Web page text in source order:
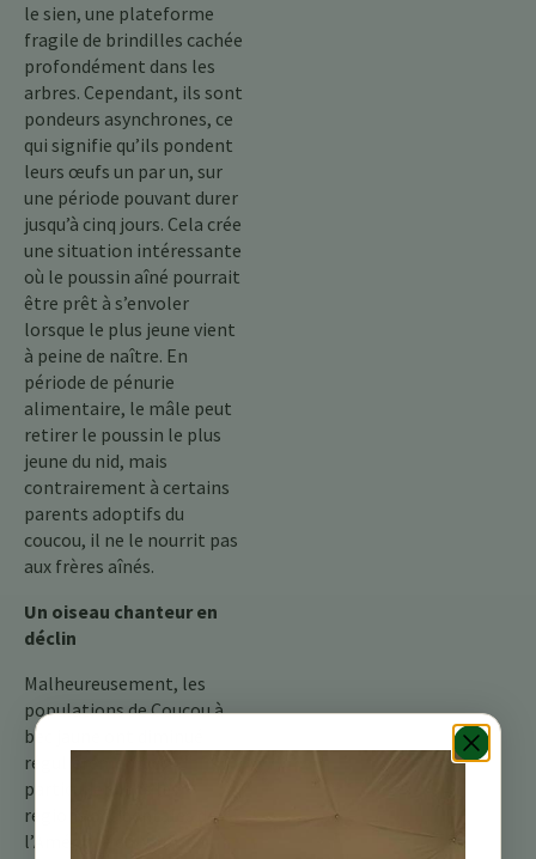
le sien, une plateforme
fragile de brindilles cachée
profondément dans les
arbres. Cependant, ils sont
pondeurs asynchrones, ce
qui signifie qu’ils pondent
leurs œufs un par un, sur
une période pouvant durer
jusqu’à cinq jours. Cela crée
une situation intéressante
où le poussin aîné pourrait
être prêt à s’envoler
lorsque le plus jeune vient
à peine de naître. En
période de pénurie
alimentaire, le mâle peut
retirer le poussin le plus
jeune du nid, mais
contrairement à certains
parents adoptifs du
coucou, il ne le nourrit pas
aux frères aînés.
Un oiseau chanteur en
déclin
Malheureusement, les
populations de Coucou à
bec jaune ont diminué
régulièrement, en
particulier dans les
régions occidentales de
l’Amérique du Nord. La